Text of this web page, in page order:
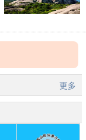
更多